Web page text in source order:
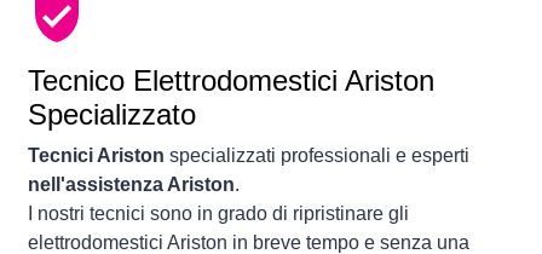
Tecnico Elettrodomestici Ariston
Specializzato
Tecnici Ariston specializzati professionali e esperti
nell'assistenza Ariston.
I nostri tecnici sono in grado di ripristinare gli
elettrodomestici Ariston in breve tempo e senza una